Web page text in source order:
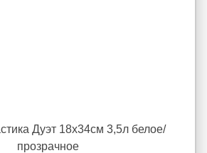
Дуэт 18x34см 3,5л белое/
прозрачное